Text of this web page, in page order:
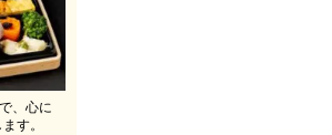
、心に
す。